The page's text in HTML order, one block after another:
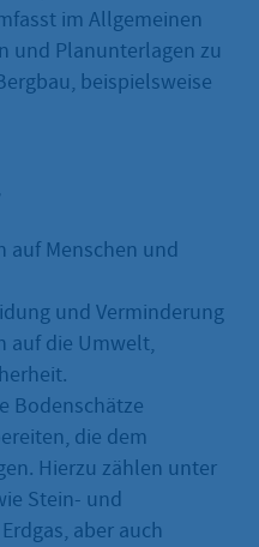
im Allgemeinen
und Planunterlagen zu
beispielsweise
auf Menschen und
und Verminderung
auf die Umwelt,
Bodenschätze
die dem
Hierzu zählen unter
Stein- und
aber auch